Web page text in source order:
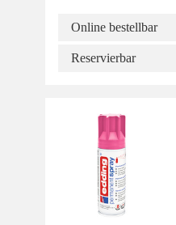
Online bestellbar
Reservierbar